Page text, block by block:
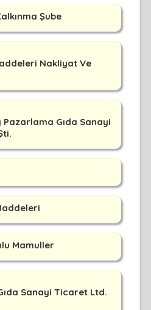
Şube
Nakliyat Ve
Gıda Sanayi
Mamuller
Sanayi Ticaret Ltd.